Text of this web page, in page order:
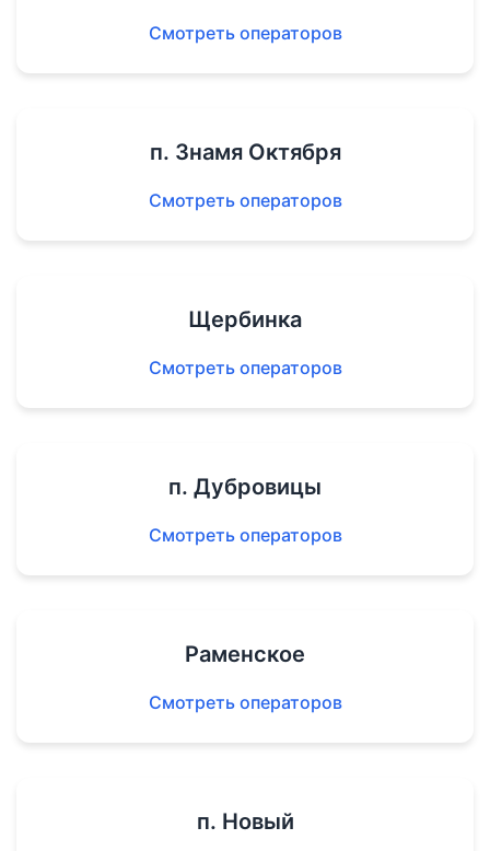
Смотреть операторов
п. Знамя Октября
Смотреть операторов
Щербинка
Смотреть операторов
п. Дубровицы
Смотреть операторов
Раменское
Смотреть операторов
п. Новый